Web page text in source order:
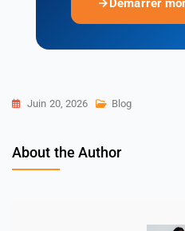
Démarrer
Juin 20, 2026 Blog
About the Author